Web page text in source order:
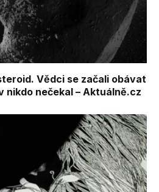
Vědci se začali obávat
nikdo nečekal – Aktuálně.cz